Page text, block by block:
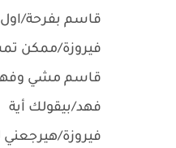
قاسم بفرحة/
فيروزة/ممكن
قاسم مشي
فهد/بيقولك أية
فيروزة/هيرجعني